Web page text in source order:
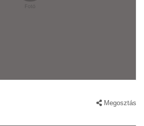
Megosztás